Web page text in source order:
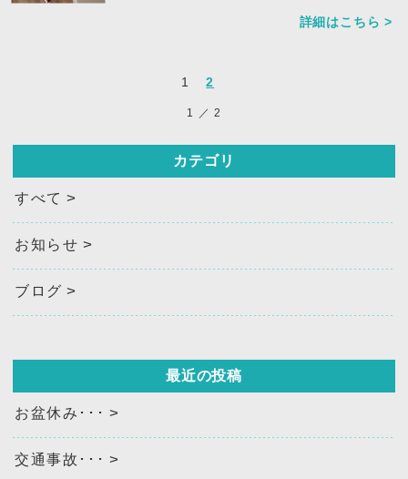
詳細はこちら >
1 2
1 ／ 2
カテゴリ
すべて
お知らせ
ブログ
最近の投稿
お盆休み･･･
交通事故･･･